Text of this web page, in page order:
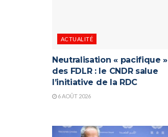
ACTUALITÉ
Neutralisation « pacifique »
des FDLR : le CNDR salue
l’initiative de la RDC
6 AOÛT 2026